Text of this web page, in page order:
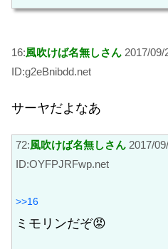
16:風吹けば名無しさん 2017/09/
ID:g2eBnibdd.net
サーヤだよなあ
72:風吹けば名無しさん 2017/
ID:OYFPJRFwp.net
>>16
ミモリンだぞ😡